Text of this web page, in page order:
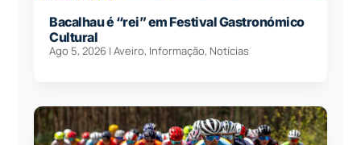
Bacalhau é “rei” em Festival Gastronómico
Cultural
Ago 5, 2026 |Aveiro, Informação, Notícias